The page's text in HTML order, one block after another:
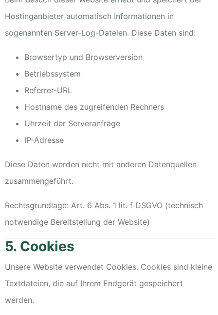
Hostinganbieter automatisch Informationen in
sogenannten Server-Log-Dateien. Diese Daten sind:
Browsertyp und Browserversion
Betriebssystem
Referrer-URL
Hostname des zugreifenden Rechners
Uhrzeit der Serveranfrage
IP-Adresse
Diese Daten werden nicht mit anderen Datenquellen
zusammengeführt.
Rechtsgrundlage: Art. 6 Abs. 1 lit. f DSGVO (technisch
notwendige Bereitstellung der Website)
5. Cookies
Unsere Website verwendet Cookies. Cookies sind kleine
Textdateien, die auf Ihrem Endgerät gespeichert
werden.